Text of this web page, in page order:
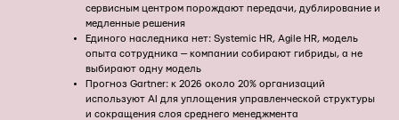
сервисным центром порождают передачи, дублирование и
медленные решения
Единого наследника нет: Systemic HR, Agile HR, модель
опыта сотрудника — компании собирают гибриды, а не
выбирают одну модель
Прогноз Gartner: к 2026 около 20% организаций
используют AI для уплощения управленческой структуры
и сокращения слоя среднего менеджмента